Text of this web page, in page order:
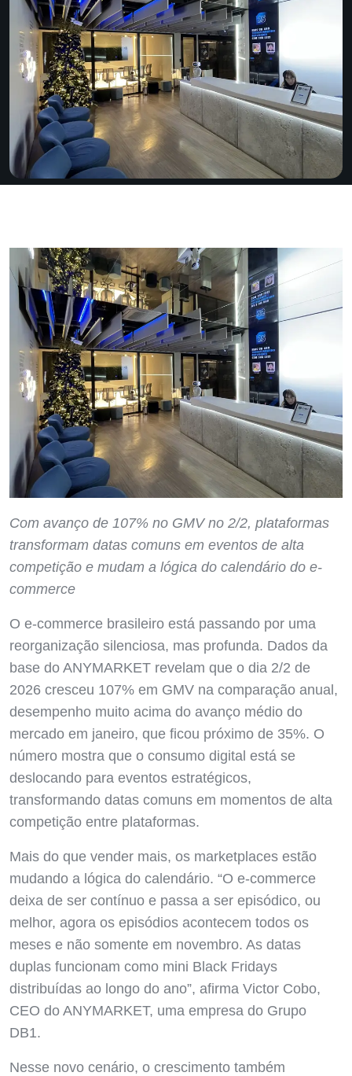
Com avanço de 107% no GMV no 2/2, plataformas
transformam datas comuns em eventos de alta
competição e mudam a lógica do calendário do e-
commerce
O e-commerce brasileiro está passando por uma
reorganização silenciosa, mas profunda. Dados da
base do ANYMARKET revelam que o dia 2/2 de
2026 cresceu 107% em GMV na comparação anual,
desempenho muito acima do avanço médio do
mercado em janeiro, que ficou próximo de 35%. O
número mostra que o consumo digital está se
deslocando para eventos estratégicos,
transformando datas comuns em momentos de alta
competição entre plataformas.
Mais do que vender mais, os marketplaces estão
mudando a lógica do calendário. “O e-commerce
deixa de ser contínuo e passa a ser episódico, ou
melhor, agora os episódios acontecem todos os
meses e não somente em novembro. As datas
duplas funcionam como mini Black Fridays
distribuídas ao longo do ano”, afirma Victor Cobo,
CEO do ANYMARKET, uma empresa do Grupo
DB1.
Nesse novo cenário, o crescimento também